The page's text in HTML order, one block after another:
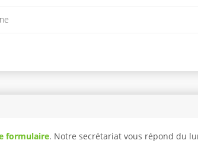
formulaire. Notre secrétariat vous répond du